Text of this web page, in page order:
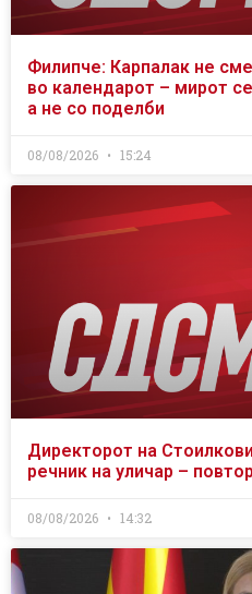
Филипче: Карпалак не
во календарот – мирот
а не со поделби
08/08/2026 15:24
Директорот на
речник на уличар –
08/08/2026 14:32